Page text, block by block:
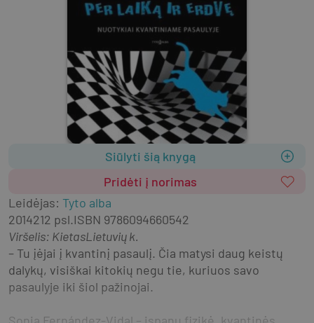
Siūlyti šią knygą
Pridėti į norimas
Leidėjas: Tyto alba
2014212 psl.ISBN 9786094660542
Viršelis: KietasLietuvių k.
– Tu įėjai į kvantinį pasaulį. Čia matysi daug keistų
dalykų, visiškai kitokių negu tie, kuriuos savo
pasaulyje iki šiol pažinojai.